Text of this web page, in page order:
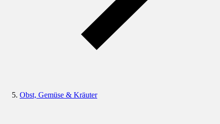
Obst, Gemüse & Kräuter